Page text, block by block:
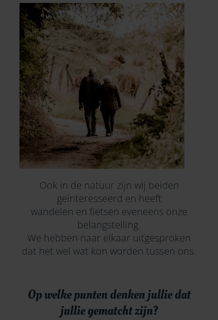
Ook in de natuur zijn wij beiden
geïnteresseerd en heeft
wandelen en fietsen eveneens onze
belangstelling.
We hebben naar elkaar uitgesproken
dat het wel wat kon worden tussen ons.
Op welke punten denken jullie dat
jullie gematcht zijn?